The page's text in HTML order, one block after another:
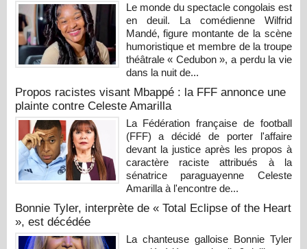
Le monde du spectacle congolais est
en deuil. La comédienne Wilfrid
Mandé, figure montante de la scène
humoristique et membre de la troupe
théâtrale « Cedubon », a perdu la vie
dans la nuit de...
Propos racistes visant Mbappé : la FFF annonce une
plainte contre Celeste Amarilla
La Fédération française de football
(FFF) a décidé de porter l'affaire
devant la justice après les propos à
caractère raciste attribués à la
sénatrice paraguayenne Celeste
Amarilla à l'encontre de...
Bonnie Tyler, interprète de « Total Eclipse of the Heart
», est décédée
La chanteuse galloise Bonnie Tyler